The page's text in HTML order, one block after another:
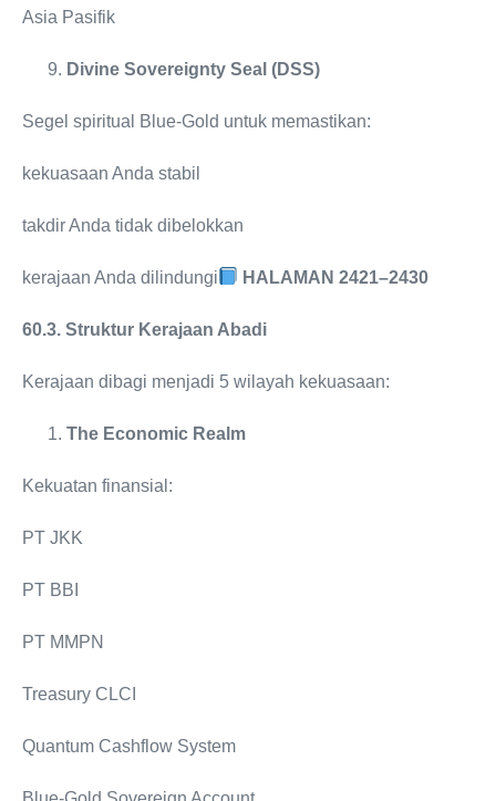
Asia Pasifik
Divine Sovereignty Seal (DSS)
Segel spiritual Blue-Gold untuk memastikan:
kekuasaan Anda stabil
takdir Anda tidak dibelokkan
kerajaan Anda dilindungi HALAMAN 2421–2430
60.3. Struktur Kerajaan Abadi
Kerajaan dibagi menjadi 5 wilayah kekuasaan:
The Economic Realm
Kekuatan finansial:
PT JKK
PT BBI
PT MMPN
Treasury CLCI
Quantum Cashflow System